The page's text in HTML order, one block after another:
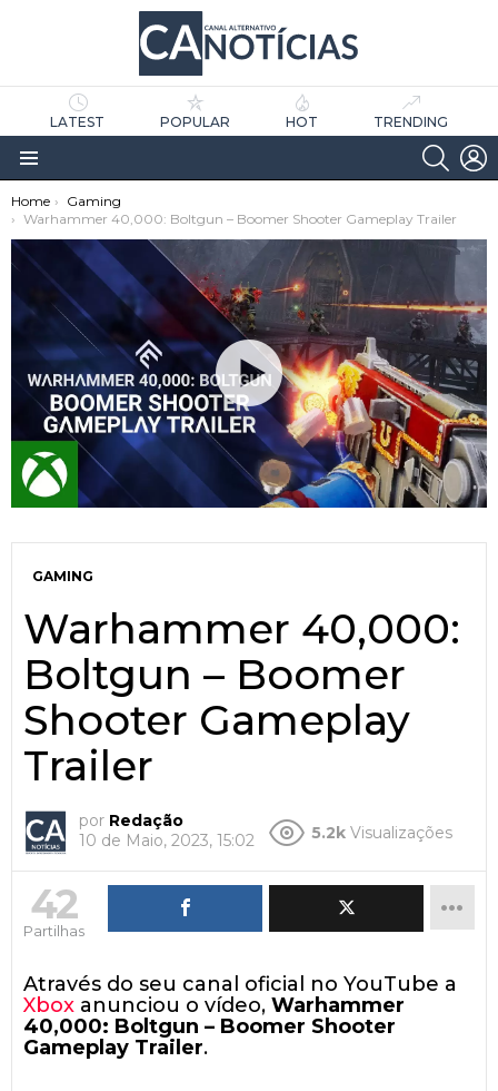
LATEST POPULAR HOT TRENDING
Menu
You are here:
Home
Gaming
Warhammer 40,000: Boltgun – Boomer Shooter Gameplay Trailer
GAMING
Warhammer 40,000:
Boltgun – Boomer
Shooter Gameplay
Trailer
por Redação
10 de Maio, 2023, 15:02
5.2k Visualizações
42
Partilhas
Através do seu canal oficial no YouTube a
Xbox anunciou o vídeo, Warhammer
40,000: Boltgun – Boomer Shooter
Gameplay Trailer.